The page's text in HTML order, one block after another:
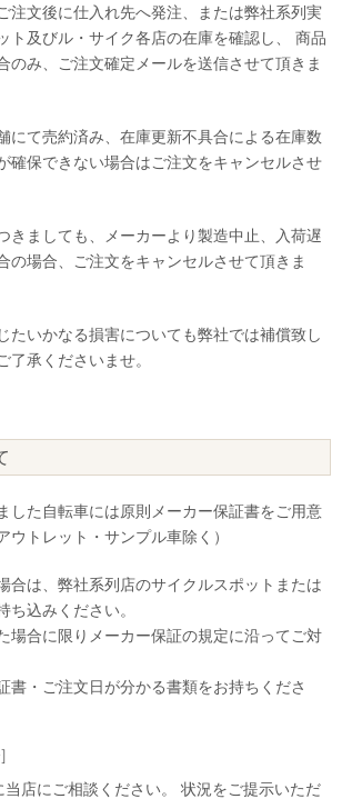
注文後に仕入れ先へ発注、または弊社系列実
ト及びル・サイク各店の在庫を確認し、 商品
のみ、ご注文確定メールを送信させて頂きま
にて売約済み、在庫更新不具合による在庫数
確保できない場合はご注文をキャンセルさせ
きましても、メーカーより製造中止、入荷遅
の場合、ご注文をキャンセルさせて頂きま
たいかなる損害についても弊社では補償致し
了承くださいませ。
した自転車には原則メーカー保証書をご用意
ウトレット・サンプル車除く）
合は、弊社系列店のサイクルスポットまたは
ち込みください。
場合に限りメーカー保証の規定に沿ってご対
書・ご注文日が分かる書類をお持ちくださ
店にご相談ください。 状況をご提示いただ